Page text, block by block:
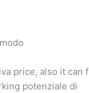
price, also it can
potenziale di